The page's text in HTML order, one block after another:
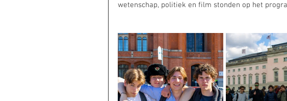
wetenschap, politiek en film stonden op het